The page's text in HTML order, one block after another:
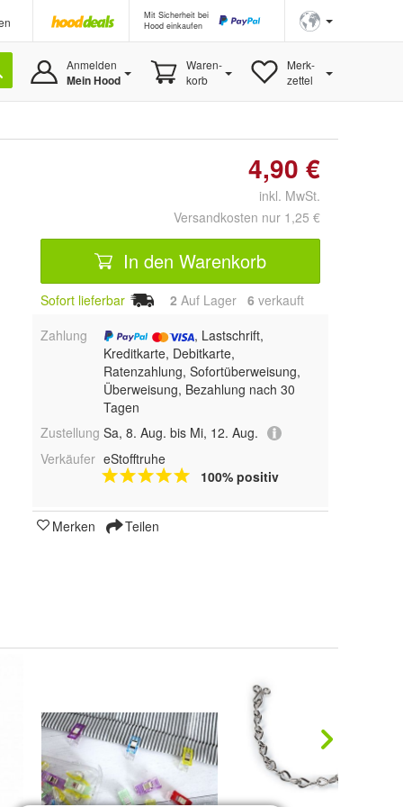
Mit Sicherheit bei
Hood einkaufen
Anmelden
Mein Hood
Waren-
korb
Merk-
zettel
4,90 €
inkl. MwSt.
Versandkosten nur 1,25 €
In den Warenkorb
Sofort lieferbar 2 Auf Lager 6 verkauft
Zahlung
, Lastschrift,
Kreditkarte, Debitkarte,
Ratenzahlung, Sofortüberweisung,
Überweisung, Bezahlung nach 30
Tagen
Zustellung Sa, 8. Aug. bis Mi, 12. Aug.
Verkäufer eStofftruhe
100% positiv
Merken Teilen